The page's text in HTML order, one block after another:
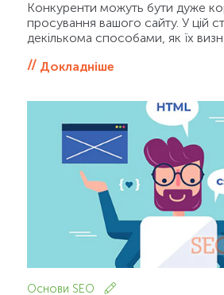
Конкуренти можуть бути дуже
просування вашого сайту. У цій
декількома способами, як їх
Докладніше
Основи SEO